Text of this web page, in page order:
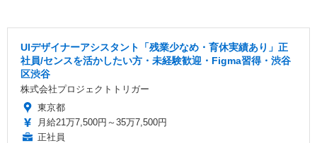
UIデザイナーアシスタント「残業少なめ・育休実績あり」正
社員/センスを活かしたい方・未経験歓迎・Figma習得・渋谷
区渋谷
株式会社プロジェクトトリガー
東京都
月給21万7,500円～35万7,500円
正社員